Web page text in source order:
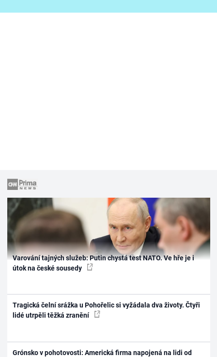
Varování tajných služeb: Putin chystá test NATO. Ve hře je i
útok na české sousedy
Tragická čelní srážka u Pohořelic si vyžádala dva životy. Čtyři
lidé utrpěli těžká zranění
Grónsko v pohotovosti: Americká firma napojená na lidi od